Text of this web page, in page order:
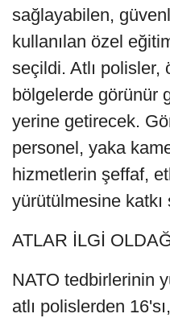
sağlayabilen,
kullanılan özel
seçildi. Atlı polisler,
bölgelerde görünür
yerine getirecek.
personel, yaka
hizmetlerin şeffaf,
yürütülmesine katkı
ATLAR İLGİ
NATO tedbirlerinin
atlı polislerden